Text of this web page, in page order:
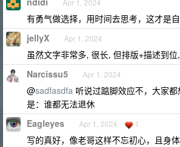
Apr 1, 2024
有勇气做选择，用时间去思考，这才是自
jellyX Apr 1, 2024
虽然文字非常多, 很长, 但排版+描述到
Narcissu5 Apr 1, 2024
@sadfasdfa 听说过踮脚效应不，大家
是：谁都无法退休
Eagleyes Apr 1, 2024 1
写的真好，像老哥这样不忘初心，且身